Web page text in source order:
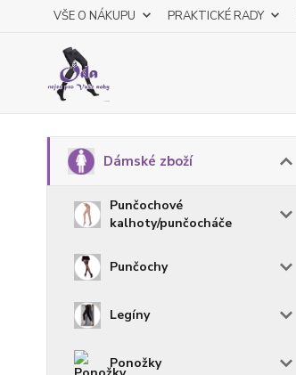
VŠE O NÁKUPU PRAKTICKÉ RADY
Dámské zboží
Punčochové
kalhoty/punčocháče
Punčochy
Legíny
Ponožky